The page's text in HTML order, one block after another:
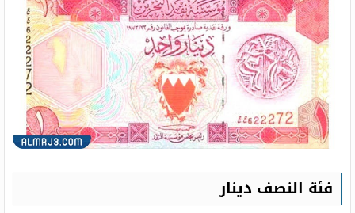
فئة النصف دينار